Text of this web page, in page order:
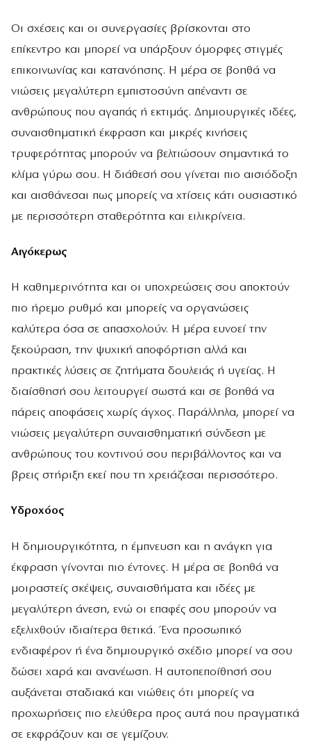
Οι σχέσεις και οι συνεργασίες βρίσκονται στο
επίκεντρο και μπορεί να υπάρξουν όμορφες στιγμές
επικοινωνίας και κατανόησης. Η μέρα σε βοηθά να
νιώσεις μεγαλύτερη εμπιστοσύνη απέναντι σε
ανθρώπους που αγαπάς ή εκτιμάς. Δημιουργικές ιδέες,
συναισθηματική έκφραση και μικρές κινήσεις
τρυφερότητας μπορούν να βελτιώσουν σημαντικά το
κλίμα γύρω σου. Η διάθεσή σου γίνεται πιο αισιόδοξη
και αισθάνεσαι πως μπορείς να χτίσεις κάτι ουσιαστικό
με περισσότερη σταθερότητα και ειλικρίνεια.
Αιγόκερως
Η καθημερινότητα και οι υποχρεώσεις σου αποκτούν
πιο ήρεμο ρυθμό και μπορείς να οργανώσεις
καλύτερα όσα σε απασχολούν. Η μέρα ευνοεί την
ξεκούραση, την ψυχική αποφόρτιση αλλά και
πρακτικές λύσεις σε ζητήματα δουλειάς ή υγείας. Η
διαίσθησή σου λειτουργεί σωστά και σε βοηθά να
πάρεις αποφάσεις χωρίς άγχος. Παράλληλα, μπορεί να
νιώσεις μεγαλύτερη συναισθηματική σύνδεση με
ανθρώπους του κοντινού σου περιβάλλοντος και να
βρεις στήριξη εκεί που τη χρειάζεσαι περισσότερο.
Υδροχόος
Η δημιουργικότητα, η έμπνευση και η ανάγκη για
έκφραση γίνονται πιο έντονες. Η μέρα σε βοηθά να
μοιραστείς σκέψεις, συναισθήματα και ιδέες με
μεγαλύτερη άνεση, ενώ οι επαφές σου μπορούν να
εξελιχθούν ιδιαίτερα θετικά. Ένα προσωπικό
ενδιαφέρον ή ένα δημιουργικό σχέδιο μπορεί να σου
δώσει χαρά και ανανέωση. Η αυτοπεποίθησή σου
αυξάνεται σταδιακά και νιώθεις ότι μπορείς να
προχωρήσεις πιο ελεύθερα προς αυτά που πραγματικά
σε εκφράζουν και σε γεμίζουν.